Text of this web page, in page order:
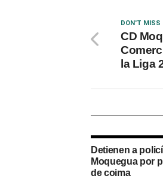
DON'T MISS
CD
la Liga
Detienen a
Moquegua por
de coima